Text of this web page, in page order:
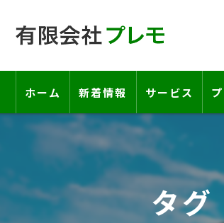
ホーム 新着情報 サービス
工事の流れ―
お客様の声
タグ